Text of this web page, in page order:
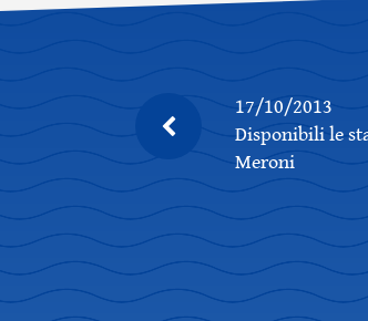
17/10/2013
Disponibili le
Meroni